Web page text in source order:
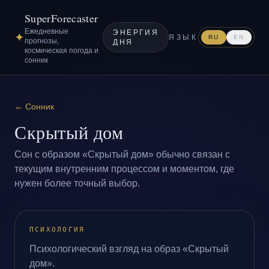
✦
SuperForecaster
Ежедневные
прогнозы,
космическая погода и
сонник
ЭНЕРГИЯ
ДНЯ
ЯЗЫК RU EN
← Сонник
Скрытый дом
Сон с образом «Скрытый дом» обычно связан с
текущим внутренним процессом и моментом, где
нужен более точный выбор.
ПСИХОЛОГИЯ
Психологический взгляд на образ «Скрытый
дом».